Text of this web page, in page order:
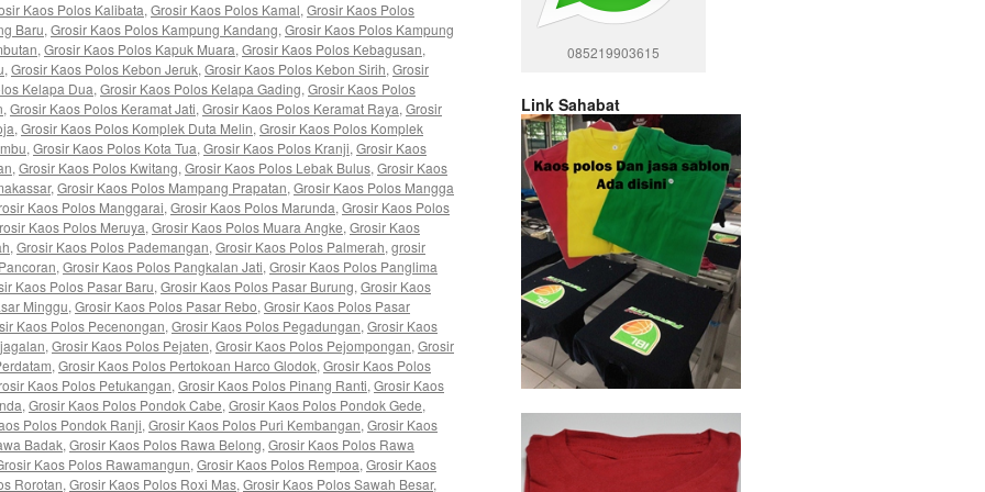
Kaos Polos Kalibata, Grosir Kaos Polos Kamal, Grosir Kaos Polos
Baru, Grosir Kaos Polos Kampung Kandang, Grosir Kaos Polos Kampung
, Grosir Kaos Polos Kapuk Muara, Grosir Kaos Polos Kebagusan,
, Grosir Kaos Polos Kebon Jeruk, Grosir Kaos Polos Kebon Sirih, Grosir
Kelapa Dua, Grosir Kaos Polos Kelapa Gading, Grosir Kaos Polos
, Grosir Kaos Polos Keramat Jati, Grosir Kaos Polos Keramat Raya, Grosir
, Grosir Kaos Polos Komplek Duta Melin, Grosir Kaos Polos Komplek
, Grosir Kaos Polos Kota Tua, Grosir Kaos Polos Kranji, Grosir Kaos
, Grosir Kaos Polos Kwitang, Grosir Kaos Polos Lebak Bulus, Grosir Kaos
, Grosir Kaos Polos Mampang Prapatan, Grosir Kaos Polos Mangga
Kaos Polos Manggarai, Grosir Kaos Polos Marunda, Grosir Kaos Polos
Kaos Polos Meruya, Grosir Kaos Polos Muara Angke, Grosir Kaos
, Grosir Kaos Polos Pademangan, Grosir Kaos Polos Palmerah, grosir
, Grosir Kaos Polos Pangkalan Jati, Grosir Kaos Polos Panglima
Kaos Polos Pasar Baru, Grosir Kaos Polos Pasar Burung, Grosir Kaos
Minggu, Grosir Kaos Polos Pasar Rebo, Grosir Kaos Polos Pasar
Kaos Polos Pecenongan, Grosir Kaos Polos Pegadungan, Grosir Kaos
, Grosir Kaos Polos Pejaten, Grosir Kaos Polos Pejompongan, Grosir
, Grosir Kaos Polos Pertokoan Harco Glodok, Grosir Kaos Polos
Kaos Polos Petukangan, Grosir Kaos Polos Pinang Ranti, Grosir Kaos
, Grosir Kaos Polos Pondok Cabe, Grosir Kaos Polos Pondok Gede,
Polos Pondok Ranji, Grosir Kaos Polos Puri Kembangan, Grosir Kaos
Badak, Grosir Kaos Polos Rawa Belong, Grosir Kaos Polos Rawa
Kaos Polos Rawamangun, Grosir Kaos Polos Rempoa, Grosir Kaos
Rorotan, Grosir Kaos Polos Roxi Mas, Grosir Kaos Polos Sawah Besar,
085219903615
Link Sahabat